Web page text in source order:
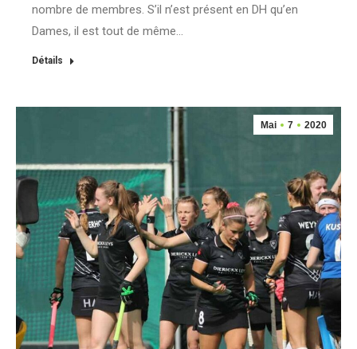
nombre de membres. S’il n’est présent en DH qu’en
Dames, il est tout de même…
Détails
Mai 7 2020